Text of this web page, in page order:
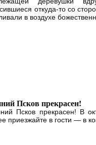
откуда-то со
в воздухе
Псков прекрасен!
Псков прекрасен! В
приезжайте в гости — в